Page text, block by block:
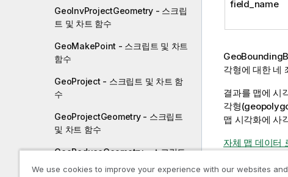
GeoInvProjectGeometry - 스크립
트 및 차트 함수
GeoMakePoint - 스크립트 및 차트
함수
GeoProject - 스크립트 및 차트 함
수
GeoProjectGeometry - 스크립트
및 차트 함수
GeoReduceGeometry - 스크립트
및 차트 함수
field_name
각형에 대한 네
결과를 맵에 시
각형
맵 시각화에 사
자체 맵 데이터
We use cookies to improve your experience with our websites